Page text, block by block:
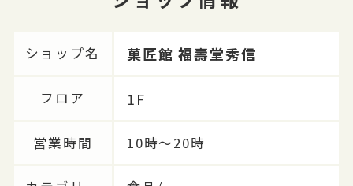
ショップ名 菓匠館 福壽堂秀信
フロア 1F
営業時間 10時～20時